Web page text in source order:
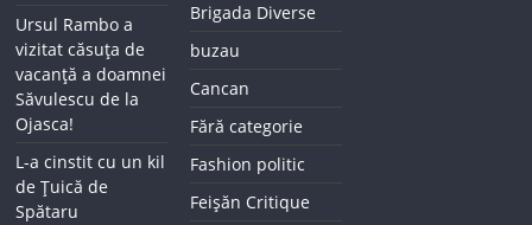
Ursul Rambo a
vizitat căsuța de
vacanță a doamnei
Săvulescu de la
Ojasca!
L-a cinstit cu un kil
de Țuică de
Spătaru
Brigada Diverse
buzau
Cancan
Fără categorie
Fashion politic
Feișăn Critique